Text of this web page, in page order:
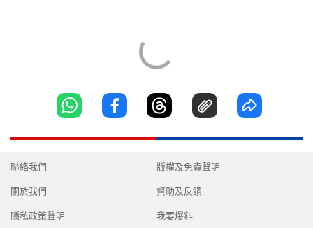
聯絡我們
關於我們
隱私政策聲明
版權及免責聲明
幫助及反饋
我要爆料